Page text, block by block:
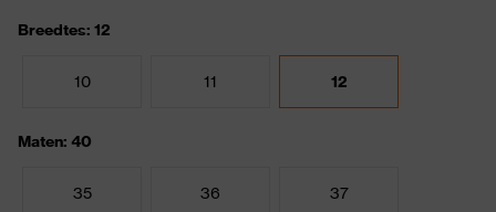
Breedtes: 12
10 11 12
Maten: 40
35 36 37